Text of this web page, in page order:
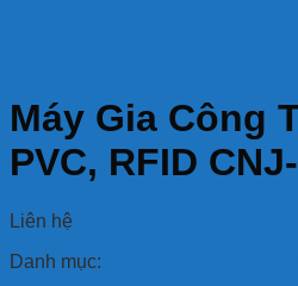
Máy Gia Công
PVC, RFID
Liên hệ
Danh mục: